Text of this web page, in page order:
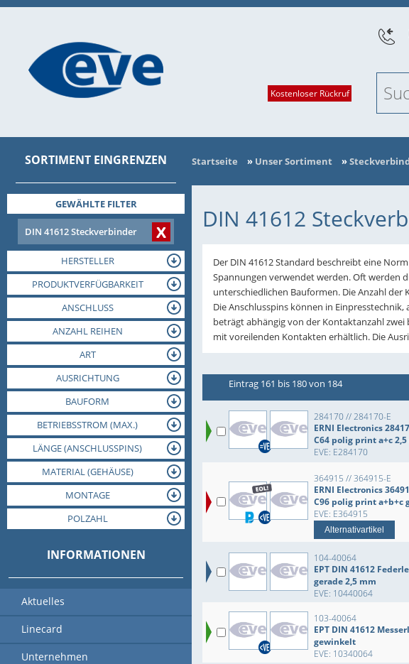
Startseite » Unser Sortiment »
DIN 41612
Der DIN 41612 Standard beschreibt eine
Spannungen verwendet werden. Oft werden
unterschiedlichen Bauformen. Die Anzahl der
Die Anschlusspins können in
beträgt abhängig von der Kontaktanzahl zwei
mit voreilenden Kontakten erhältlich. Die
Eintrag 161 bis 180 von 184
284170 // 284170-E
ERNI Electronics
C64 polig print a+c
EVE: E284170
364915 // 364915-E
ERNI Electronics
C96 polig print a+b+c
EVE: E364915
Alternativartikel
104-40064
EPT DIN 41612
gerade 2,5 mm
EVE: 10440064
103-40064
EPT DIN 41612
gewinkelt
EVE: 10340064
Kostenloser Rückruf
SORTIMENT EINGRENZEN
GEWÄHLTE FILTER
DIN 41612 Steckverbinder X
HERSTELLER
PRODUKTVERFÜGBARKEIT
ANSCHLUSS
ANZAHL REIHEN
ART
AUSRICHTUNG
BAUFORM
BETRIEBSSTROM (MAX.)
BETRIEBSSTROM (NOM.)
BETRIEBSTEMPERATUR (MAX.)
BETRIEBSTEMPERATUR (MIN.)
LÄNGE (ANSCHLUSSPINS)
LÖTTEMPERATUR (MAX.)
MATERIAL (ANSCHLUSS)
MATERIAL (GEHÄUSE)
MONTAGE
POLZAHL
INFORMATIONEN
Aktuelles
Linecard
Unternehmen